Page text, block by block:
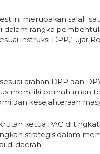
ini merupakan salah
dalam rangka
instruksi DPP,” ujar
arahan DPP dan
memiliki pemahaman
dan kesejahteraan
ketua PAC di
strategis dalam
di daerah.